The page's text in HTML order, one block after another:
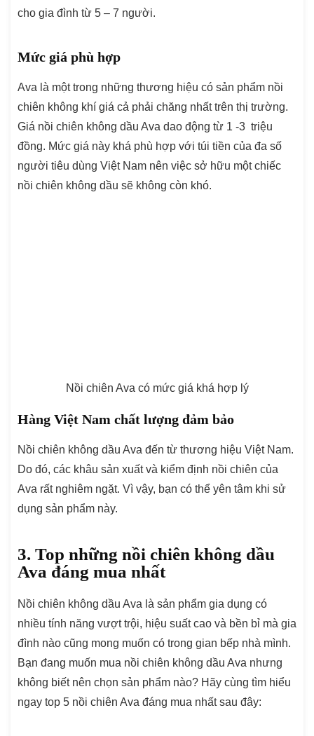
cho gia đình từ 5 – 7 người.
Mức giá phù hợp
Ava là một trong những thương hiệu có sản phẩm nồi
chiên không khí giá cả phải chăng nhất trên thị trường.
Giá nồi chiên không dầu Ava dao động từ 1 -3 triệu
đồng. Mức giá này khá phù hợp với túi tiền của đa số
người tiêu dùng Việt Nam nên việc sở hữu một chiếc
nồi chiên không dầu sẽ không còn khó.
Nồi chiên Ava có mức giá khá hợp lý
Hàng Việt Nam chất lượng đảm bảo
Nồi chiên không dầu Ava đến từ thương hiệu Việt Nam.
Do đó, các khâu sản xuất và kiểm định nồi chiên của
Ava rất nghiêm ngặt. Vì vậy, bạn có thể yên tâm khi sử
dụng sản phẩm này.
3. Top những nồi chiên không dầu
Ava đáng mua nhất
Nồi chiên không dầu Ava là sản phẩm gia dụng có
nhiều tính năng vượt trội, hiệu suất cao và bền bỉ mà gia
đình nào cũng mong muốn có trong gian bếp nhà mình.
Bạn đang muốn mua nồi chiên không dầu Ava nhưng
không biết nên chọn sản phẩm nào? Hãy cùng tìm hiểu
ngay top 5 nồi chiên Ava đáng mua nhất sau đây: